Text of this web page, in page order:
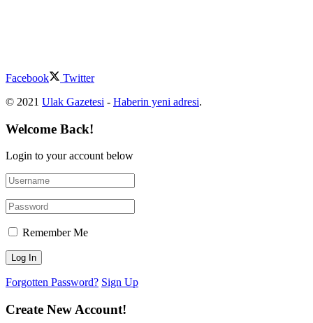
Facebook
Twitter
© 2021 Ulak Gazetesi - Haberin yeni adresi.
Welcome Back!
Login to your account below
Remember Me
Forgotten Password? Sign Up
Create New Account!